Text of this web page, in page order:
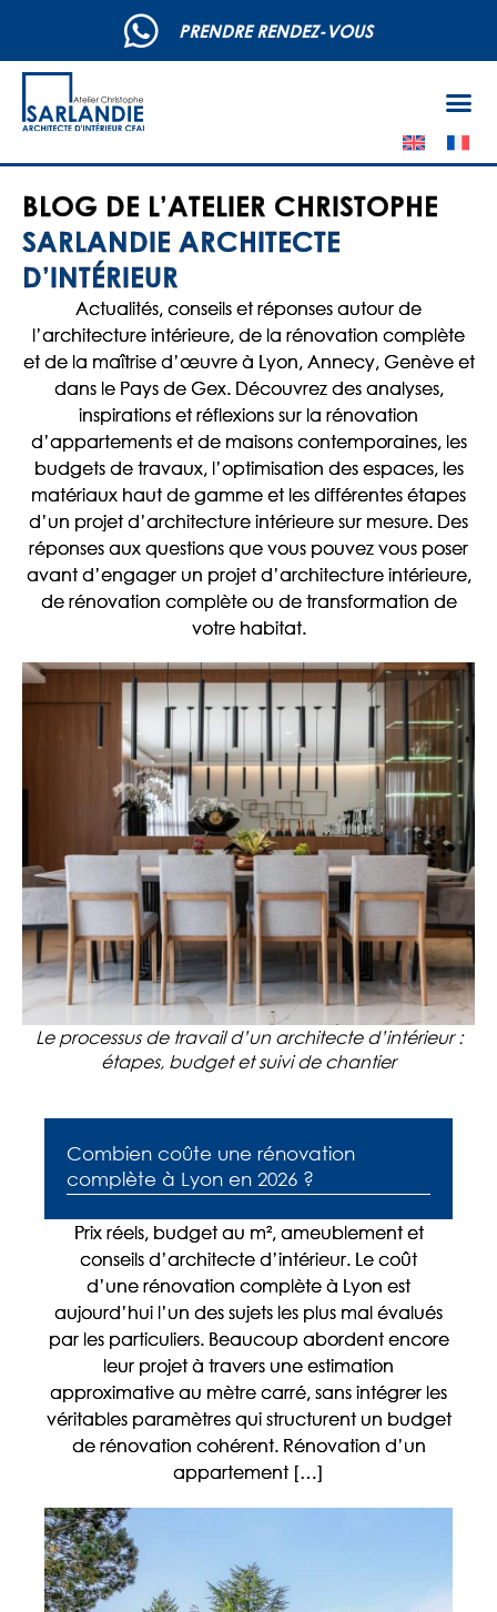
PRENDRE RENDEZ-VOUS
BLOG DE L’ATELIER CHRISTOPHE
SARLANDIE ARCHITECTE
D’INTÉRIEUR
Actualités, conseils et réponses autour de
l’architecture intérieure, de la rénovation complète
et de la maîtrise d’œuvre à Lyon, Annecy, Genève et
dans le Pays de Gex. Découvrez des analyses,
inspirations et réflexions sur la rénovation
d’appartements et de maisons contemporaines, les
budgets de travaux, l’optimisation des espaces, les
matériaux haut de gamme et les différentes étapes
d’un projet d’architecture intérieure sur mesure. Des
réponses aux questions que vous pouvez vous poser
avant d’engager un projet d’architecture intérieure,
de rénovation complète ou de transformation de
votre habitat.
Le processus de travail d’un architecte d’intérieur :
étapes, budget et suivi de chantier
Combien coûte une rénovation
complète à Lyon en 2026 ?
Prix réels, budget au m², ameublement et
conseils d’architecte d’intérieur. Le coût
d’une rénovation complète à Lyon est
aujourd’hui l’un des sujets les plus mal évalués
par les particuliers. Beaucoup abordent encore
leur projet à travers une estimation
approximative au mètre carré, sans intégrer les
véritables paramètres qui structurent un budget
de rénovation cohérent. Rénovation d’un
appartement […]